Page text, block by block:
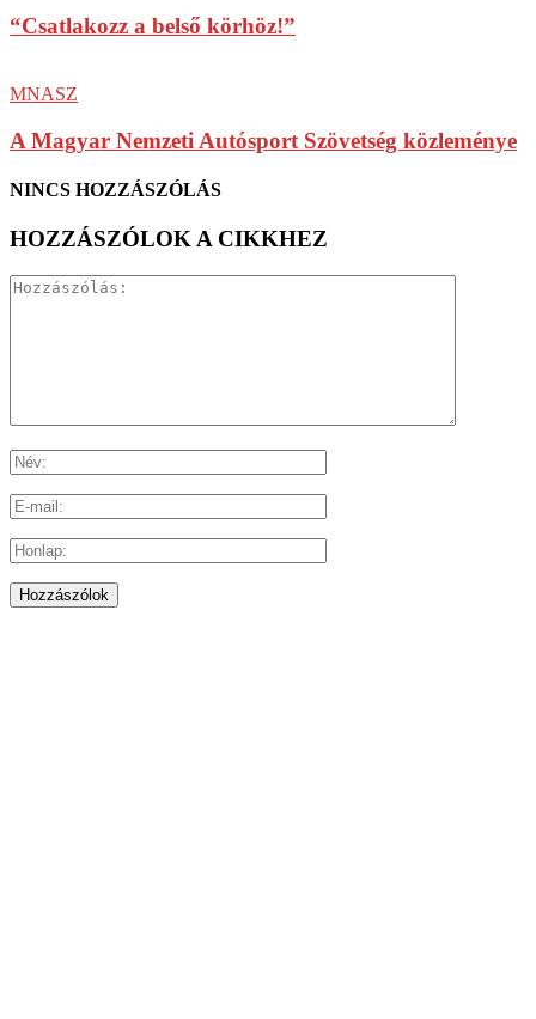
“Csatlakozz a belső körhöz!”
MNASZ
A Magyar Nemzeti Autósport Szövetség közleménye
NINCS HOZZÁSZÓLÁS
HOZZÁSZÓLOK A CIKKHEZ